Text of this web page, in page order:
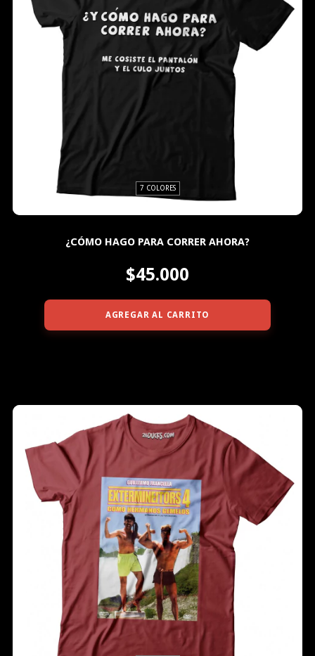
7 COLORES
¿CÓMO HAGO PARA CORRER AHORA?
$45.000
AGREGAR AL CARRITO